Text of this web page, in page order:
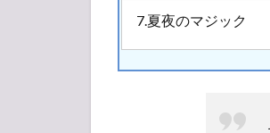
7.夏夜のマジック